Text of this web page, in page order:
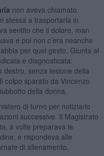
non aveva chiamato
stessa a trasportarla in
sentito che il dolore, man
e poi non c’era neanche
per quel gesto. Giunta al
e diagnosticata:
destro, senza lesione della
colpo sparato da Vincenzo
della donna.
di turno per notiziarlo
successive. Il Magistrato
a volte preparava le
e rispondeva alle
di allenamento.